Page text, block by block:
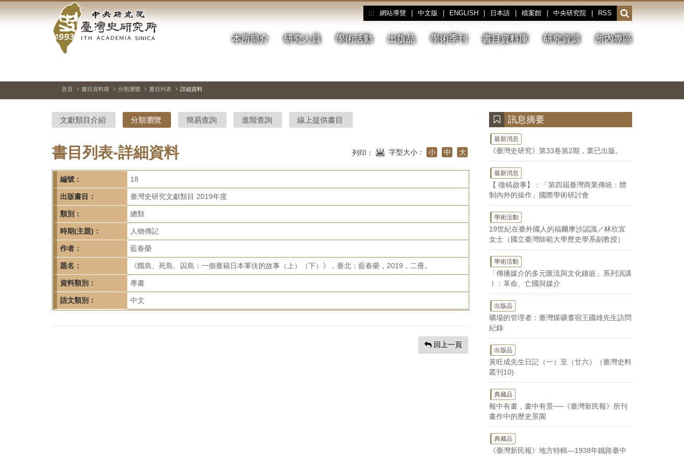
到
中
央
研
院-
臺
灣
史
研
究
所-
首
頁
::: 網站導覽 中文版 ENGLISH 日本語 檔案館 中央研究院 RSS
開
啟
或
收
本所簡介 研究人員 學術活動 出版品 學術季刊 書目資料庫 研究資源 所內專區
停、
圖
圖
結
::: 首頁 書目資料庫 分類瀏覽 書目列表 詳細資料
文獻類目介紹 分類瀏覽 簡易查詢 進階查詢 線上提供書目
書目列表-詳細資料 列印： 字型大小： 小 中 大
編號： 18
出版書目： 臺灣史研究文獻類目 2019年度
類別： 總類
時期(主題)： 人物傳記
作者： 藍春榮
題名： 《餓島、死島、囚島：一個臺籍日本軍伕的故事（上）（下）》，臺北：藍春榮，2019，二冊。
資料類別： 專書
語文類別： 中文
回上一頁
訊息摘要
最新消息
《臺灣史研究》第33卷第2期，業已出版。
最新消息
【 徵稿啟事】：「第四屆臺灣商業傳統：體
制內外的操作」國際學術研討會
學術活動
19世紀在臺外國人的福爾摩沙認識／林欣宜
女士（國立臺灣師範大學歷史學系副教授）
學術活動
「傳播媒介的多元匯流與文化鑲嵌」系列演講
Ⅰ：革命、亡國與媒介
出版品
礦場的管理者：臺灣煤礦耆宿王國雄先生訪問
紀錄
出版品
黃旺成先生日記（一）至（廿六）（臺灣史料
叢刊10)
典藏品
報中有畫，畫中有景──《臺灣新民報》所刊
畫作中的歷史景園
典藏品
《臺灣新民報》地方特輯—1938年鐵路臺中